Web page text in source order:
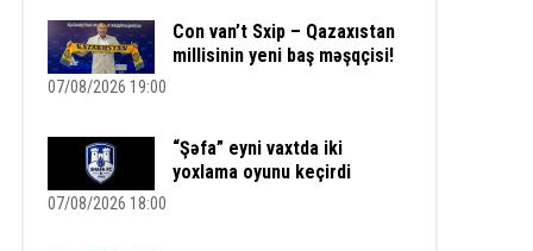
Con van’t Sxip – Qazaxıstan
millisinin yeni baş məşqçisi!
07/08/2026 19:00
“Şəfa” eyni vaxtda iki
yoxlama oyunu keçirdi
07/08/2026 18:00